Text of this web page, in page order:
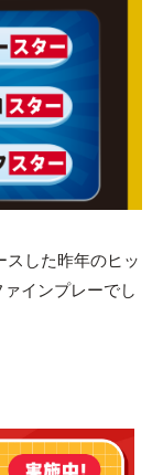
スした昨年のヒッ
インプレーでし